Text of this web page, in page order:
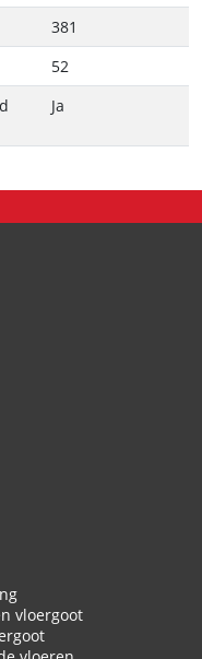
381
52
Ja
vloergoot